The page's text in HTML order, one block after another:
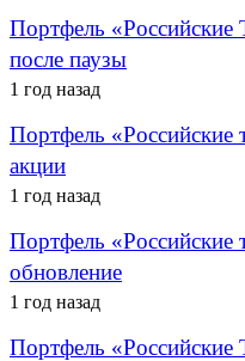
Портфель «Российские
после паузы
1 год назад
Портфель «Российские
акции
1 год назад
Портфель
обновление
1 год назад
Портфель «Российские